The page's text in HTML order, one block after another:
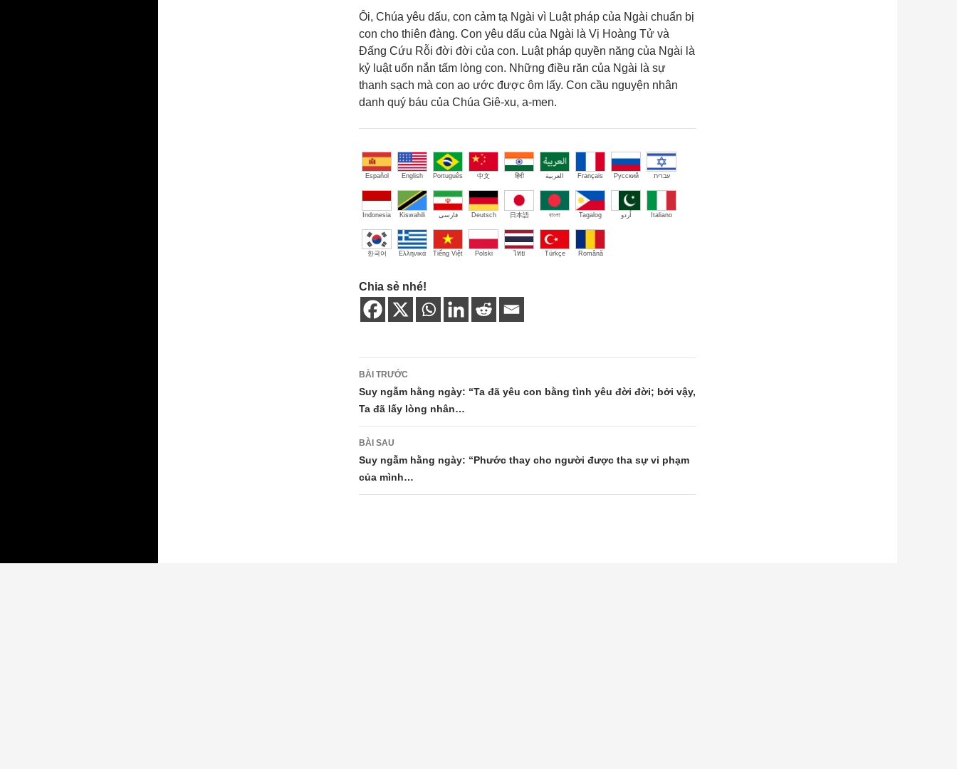
Ôi, Chúa yêu dấu, con cảm tạ Ngài vì Luật pháp của Ngài chuẩn bị
con cho thiên đàng. Con yêu dấu của Ngài là Vị Hoàng Tử và
Đấng Cứu Rỗi đời đời của con. Luật pháp quyền năng của Ngài là
kỷ luật uốn nắn tấm lòng con. Những điều răn của Ngài là sự
thanh sạch mà con ao ước được ôm lấy. Con cầu nguyện nhân
danh quý báu của Chúa Giê-xu, a-men.
Español English Português 中文 हिंदी العربية Français Русский עברית
Indonesia Kiswahili فارسی Deutsch 日本語 বাংলা Tagalog اُردو Italiano
한국어 Ελληνικά Tiếng Việt Polski ไทย Türkçe Română
Chia sẻ nhé!
Điều
hướng
bài
viết
BÀI TRƯỚC
Suy ngẫm hằng ngày: “Ta đã yêu con bằng tình yêu đời đời; bởi vậy,
Ta đã lấy lòng nhân…
BÀI SAU
Suy ngẫm hằng ngày: “Phước thay cho người được tha sự vi phạm
của mình…